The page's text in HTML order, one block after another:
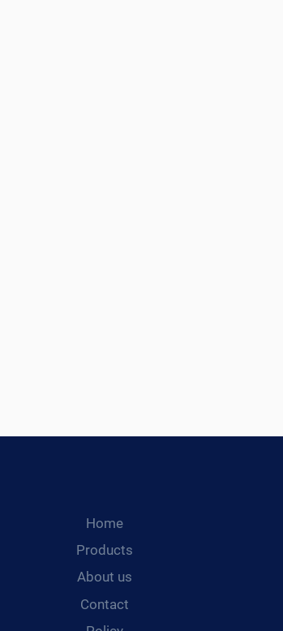
Home
Products
About us
Contact